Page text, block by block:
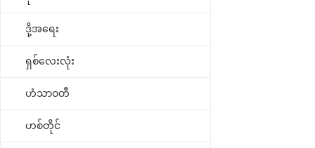
ဒို့အရေး
ရှစ်လေးလုံး
ဟံသာဝတီ
ဟစ်တိုင်